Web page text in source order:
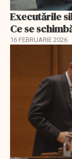
Executările
Ce se
16 FEBRUARIE 2026